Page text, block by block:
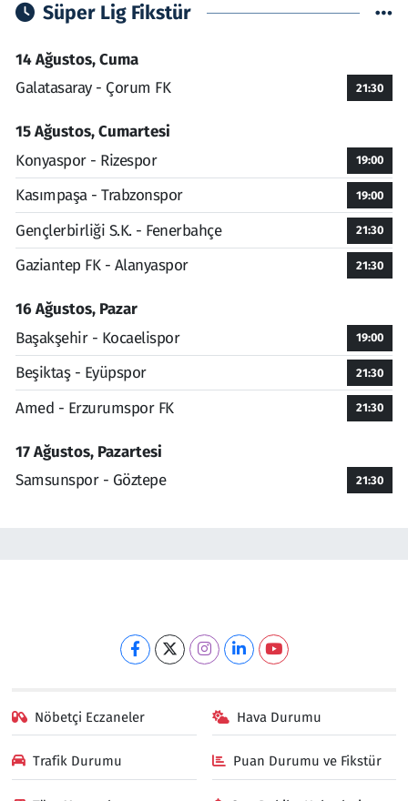
Süper Lig Fikstür
14 Ağustos, Cuma
Galatasaray - Çorum FK
21:30
15 Ağustos, Cumartesi
Konyaspor - Rizespor
19:00
Kasımpaşa - Trabzonspor 19:00
Gençlerbirliği S.K. - Fenerbahçe 21:30
Gaziantep FK - Alanyaspor 21:30
16 Ağustos, Pazar
Başakşehir - Kocaelispor
19:00
Beşiktaş - Eyüpspor 21:30
Amed - Erzurumspor FK 21:30
17 Ağustos, Pazartesi
Samsunspor - Göztepe
21:30
Nöbetçi Eczaneler Hava Durumu
Trafik Durumu Puan Durumu ve Fikstür